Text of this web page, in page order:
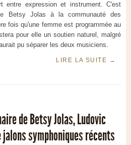
entre expression et instrument. C'est
Betsy Jolas à la communauté des
fois qu'une femme est programmée au
pour elle un soutien naturel, malgré
pu séparer les deux musiciens.
LIRE LA SUITE →
de Betsy Jolas, Ludovic
symphoniques récents